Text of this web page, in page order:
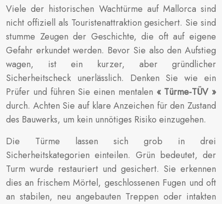
Viele der historischen Wachtürme auf Mallorca sind
nicht offiziell als Touristenattraktion gesichert. Sie sind
stumme Zeugen der Geschichte, die oft auf eigene
Gefahr erkundet werden. Bevor Sie also den Aufstieg
wagen, ist ein kurzer, aber gründlicher
Sicherheitscheck unerlässlich. Denken Sie wie ein
Prüfer und führen Sie einen mentalen « Türme-TÜV »
durch. Achten Sie auf klare Anzeichen für den Zustand
des Bauwerks, um kein unnötiges Risiko einzugehen.
Die Türme lassen sich grob in drei
Sicherheitskategorien einteilen. Grün bedeutet, der
Turm wurde restauriert und gesichert. Sie erkennen
dies an frischem Mörtel, geschlossenen Fugen und oft
an stabilen, neu angebauten Treppen oder intakten